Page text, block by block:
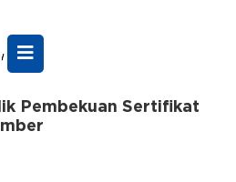
Pembekuan Sertifikat